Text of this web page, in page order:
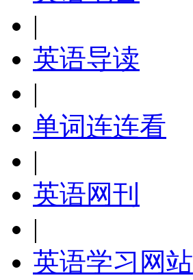
|
英语导读
|
单词连连看
|
英语网刊
|
英语学习网站